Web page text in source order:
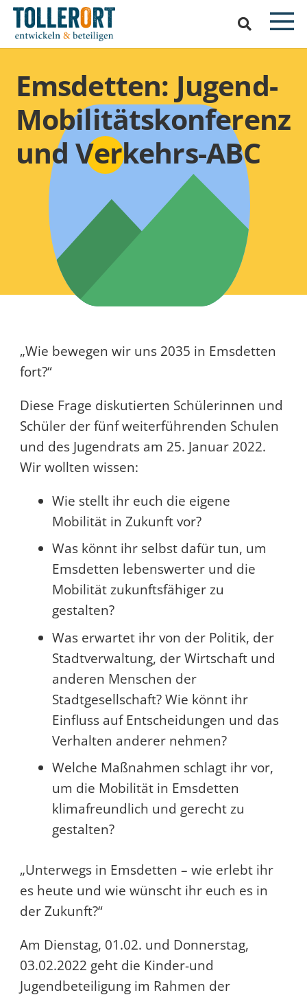
Emsdetten: Jugend-
Mobilitätskonferenz
und Verkehrs-ABC
„Wie bewegen wir uns 2035 in Emsdetten
fort?“
Diese Frage diskutierten Schülerinnen und
Schüler der fünf weiterführenden Schulen
und des Jugendrats am 25. Januar 2022.
Wir wollten wissen:
Wie stellt ihr euch die eigene
Mobilität in Zukunft vor?
Was könnt ihr selbst dafür tun, um
Emsdetten lebenswerter und die
Mobilität zukunftsfähiger zu
gestalten?
Was erwartet ihr von der Politik, der
Stadtverwaltung, der Wirtschaft und
anderen Menschen der
Stadtgesellschaft? Wie könnt ihr
Einfluss auf Entscheidungen und das
Verhalten anderer nehmen?
Welche Maßnahmen schlagt ihr vor,
um die Mobilität in Emsdetten
klimafreundlich und gerecht zu
gestalten?
„Unterwegs in Emsdetten – wie erlebt ihr
es heute und wie wünscht ihr euch es in
der Zukunft?“
Am Dienstag, 01.02. und Donnerstag,
03.02.2022 geht die Kinder-und
Jugendbeteiligung im Rahmen der